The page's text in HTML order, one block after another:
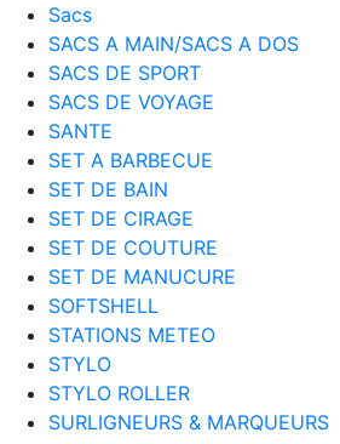
Sacs
SACS A MAIN/SACS A DOS
SACS DE SPORT
SACS DE VOYAGE
SANTE
SET A BARBECUE
SET DE BAIN
SET DE CIRAGE
SET DE COUTURE
SET DE MANUCURE
SOFTSHELL
STATIONS METEO
STYLO
STYLO ROLLER
SURLIGNEURS & MARQUEURS